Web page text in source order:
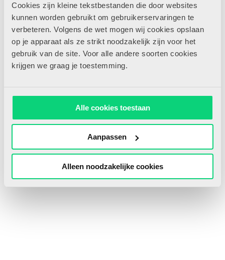
Cookies zijn kleine tekstbestanden die door websites
kunnen worden gebruikt om gebruikerservaringen te
verbeteren. Volgens de wet mogen wij cookies opslaan
op je apparaat als ze strikt noodzakelijk zijn voor het
gebruik van de site. Voor alle andere soorten cookies
krijgen we graag je toestemming.
Alle cookies toestaan
Aanpassen
Alleen noodzakelijke cookies
De brug
Eva Lindström
€ 17,95